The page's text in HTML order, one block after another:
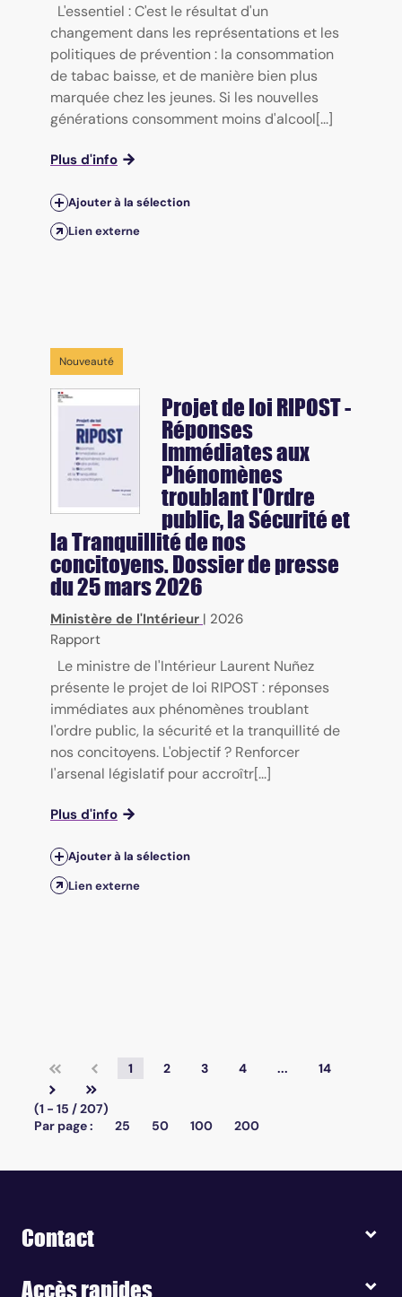
L'essentiel : C'est le résultat d'un
changement dans les représentations et les
politiques de prévention : la consommation
de tabac baisse, et de manière bien plus
marquée chez les jeunes. Si les nouvelles
générations consomment moins d'alcool[...]
Plus d'info
Ajouter à la sélection
Lien externe
Nouveauté
Projet de loi RIPOST -
Réponses
Immédiates aux
Phénomènes
troublant l'Ordre
public, la Sécurité et
la Tranquillité de nos
concitoyens. Dossier de presse
du 25 mars 2026
Ministère de l'Intérieur | 2026
Rapport
Le ministre de l'Intérieur Laurent Nuñez
présente le projet de loi RIPOST : réponses
immédiates aux phénomènes troublant
l'ordre public, la sécurité et la tranquillité de
nos concitoyens. L'objectif ? Renforcer
l'arsenal législatif pour accroîtr[...]
Plus d'info
Ajouter à la sélection
Lien externe
1 2 3 4 ... 14
(1 - 15 / 207)
Par page :
25 50 100 200
Contact
Accès rapides